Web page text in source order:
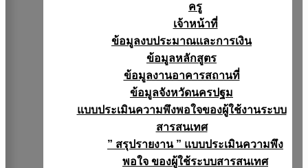
ครู
เจ้าหน้าที่
ข้อมูลงบประมาณเเละการเงิน
ข้อมูลหลักสูตร
ข้อมูลงานอาคารสถานที่
ข้อมูลจังหวัดนครปฐม
แบบประเมินความพึงพอใจของผู้ใช้งานระบบ
สารสนเทศ
” สรุปรายงาน ” แบบประเมินความพึง
พอใจ ของผู้ใช้ระบบสารสนเทศ